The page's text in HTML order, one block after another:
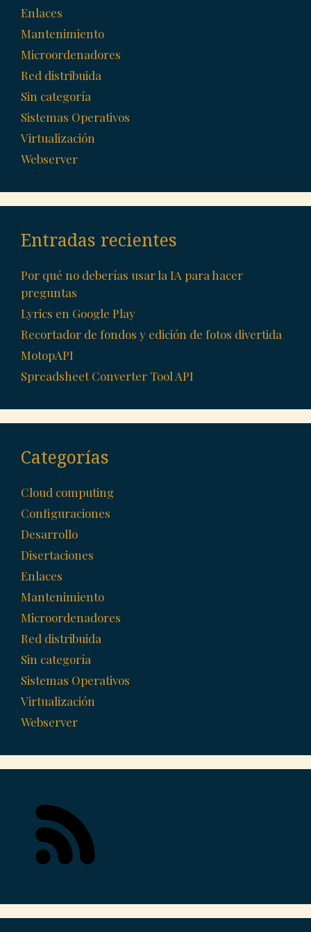
Enlaces
Mantenimiento
Microordenadores
Red distribuida
Sin categoría
Sistemas Operativos
Virtualización
Webserver
Entradas recientes
Por qué no deberías usar la IA para hacer
preguntas
Lyrics en Google Play
Recortador de fondos y edición de fotos divertida
MotopAPI
Spreadsheet Converter Tool API
Categorías
Cloud computing
Configuraciones
Desarrollo
Disertaciones
Enlaces
Mantenimiento
Microordenadores
Red distribuida
Sin categoría
Sistemas Operativos
Virtualización
Webserver